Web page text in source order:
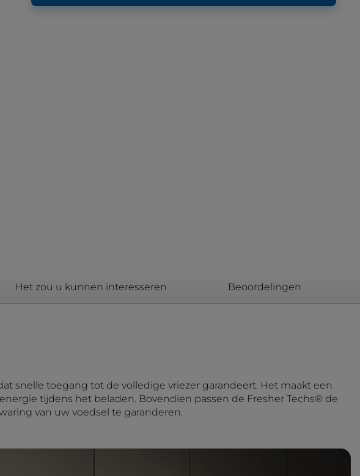
Het zou u kunnen interesseren Beoordelingen
snelle toegang tot de volledige vriezer garandeert. Het maakt een
tijdens het beladen. Bovendien passen de Fresher Techs® de
van uw voedsel te garanderen.